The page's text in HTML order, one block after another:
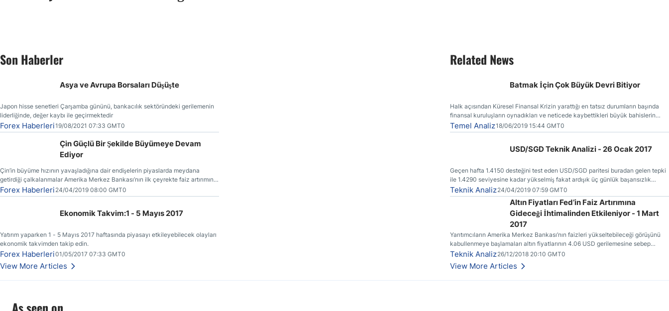
Son Haberler
Asya ve Avrupa Borsaları Düşüşte
Japon hisse senetleri Çarşamba gününü, bankacılık sektöründeki gerilemenin
liderliğinde, değer kaybı ile geçirmektedir
Forex Haberleri19/08/2021 07:33 GMT0
Çin Güçlü Bir Şekilde Büyümeye Devam
Ediyor
Çin’in büyüme hızının yavaşladığına dair endişelerin piyaslarda meydana
getirdiği çalkalanmalar Amerika Merkez Bankası’nın ilk çeyrekte faiz artırımına
gitmemesinin başlıca sebeplerinden bir tanesi olmuştur.
Forex Haberleri 24/04/2019 08:00 GMT0
Ekonomik Takvim:1 - 5 Mayıs 2017
Yatırım yaparken 1 - 5 Mayıs 2017 haftasında piyasayı etkileyebilecek olayları
ekonomik takvimden takip edin.
Forex Haberleri01/05/2017 07:33 GMT0
View More Articles
Related News
Batmak İçin Çok Büyük Devri Bitiyor
Halk açısından Küresel Finansal Krizin yarattığı en tatsız durumların başında
finansal kuruluşların oynadıkları ve neticede kaybettikleri büyük bahislerin
faturasının kendilerine (vergi ödeyenlere) kesilmiş olmasıdır.
Temel Analiz18/06/2019 15:44 GMT0
USD/SGD Teknik Analizi - 26 Ocak 2017
Geçen hafta 1.4150 desteğini test eden USD/SGD paritesi buradan gelen tepki
ile 1.4290 seviyesine kadar yükselmiş fakat ardışık üç günlük başarısızlık
ertesinde yönünü yeniden aşağı çevirmiştir.
Teknik Analiz24/04/2019 07:59 GMT0
Altın Fiyatları Fed’in Faiz Artırımına
Gideceği İhtimalinden Etkileniyor - 1 Mart
2017
Yarıtımcıların Amerika Merkez Bankası’nın faizleri yükseltebileceği görüşünü
kabullenmeye başlamaları altın fiyatlarının 4.06 USD gerilemesine sebep
olmuştur.
Teknik Analiz26/12/2018 20:10 GMT0
View More Articles